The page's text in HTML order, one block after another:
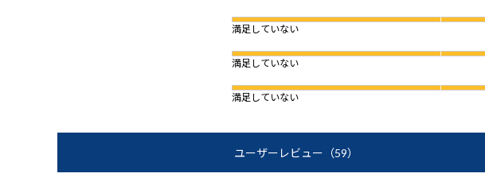
満足していない
満足していない
満足していない
ユーザーレビュー （59）